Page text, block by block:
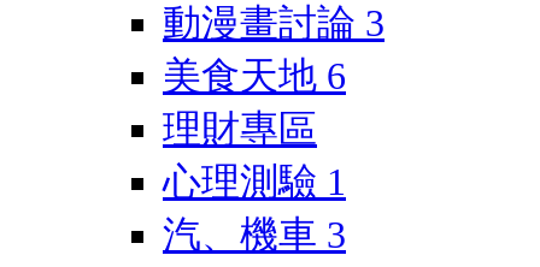
動漫畫討論 3
美食天地 6
理財專區
心理測驗 1
汽、機車 3